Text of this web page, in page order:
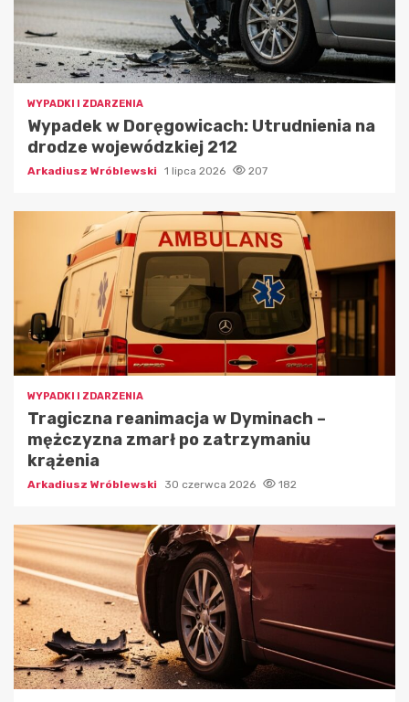
WYPADKI I ZDARZENIA
Wypadek w Doręgowicach: Utrudnienia na
drodze wojewódzkiej 212
Arkadiusz Wróblewski 1 lipca 2026 207
WYPADKI I ZDARZENIA
Tragiczna reanimacja w Dyminach –
mężczyzna zmarł po zatrzymaniu
krążenia
Arkadiusz Wróblewski 30 czerwca 2026 182